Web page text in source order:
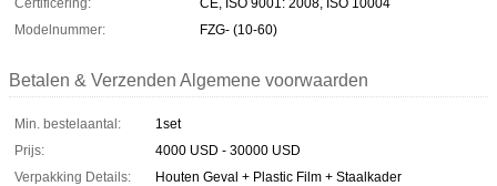
Certificering:
CE, ISO 9001: 2008, ISO 10004
Modelnummer:
FZG- (10-60)
Betalen & Verzenden Algemene voorwaarden
Min. bestelaantal:
1set
Prijs:
4000 USD - 30000 USD
Verpakking Details:
Houten Geval + Plastic Film + Staalkader